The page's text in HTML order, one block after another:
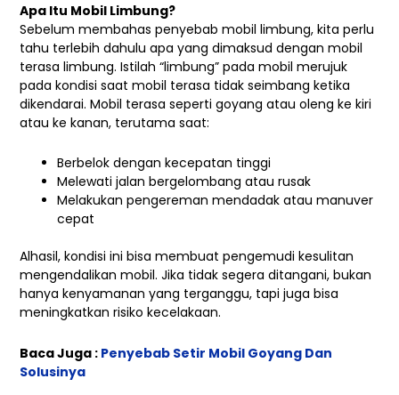
Apa Itu Mobil Limbung?
Sebelum membahas penyebab mobil limbung, kita perlu
tahu terlebih dahulu apa yang dimaksud dengan mobil
terasa limbung. Istilah “limbung” pada mobil merujuk
pada kondisi saat mobil terasa tidak seimbang ketika
dikendarai. Mobil terasa seperti goyang atau oleng ke kiri
atau ke kanan, terutama saat:
Berbelok dengan kecepatan tinggi
Melewati jalan bergelombang atau rusak
Melakukan pengereman mendadak atau manuver
cepat
Alhasil, kondisi ini bisa membuat pengemudi kesulitan
mengendalikan mobil. Jika tidak segera ditangani, bukan
hanya kenyamanan yang terganggu, tapi juga bisa
meningkatkan risiko kecelakaan.
Baca Juga : Penyebab Setir Mobil Goyang Dan
Solusinya